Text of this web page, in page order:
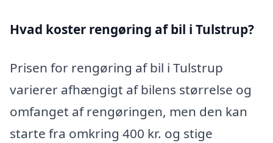
Hvad koster rengøring af bil i Tulstrup?
Prisen for rengøring af bil i Tulstrup
varierer afhængigt af bilens størrelse og
omfanget af rengøringen, men den kan
starte fra omkring 400 kr. og stige